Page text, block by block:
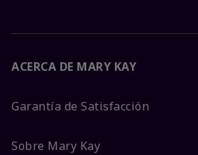
ACERCA DE MARY KAY
Garantía de Satisfacción
Sobre Mary Kay